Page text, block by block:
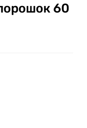
60